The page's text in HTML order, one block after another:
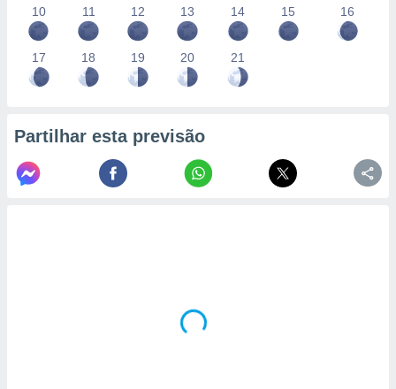
10 11 12 13 14 15 16
17 18 19 20 21
Partilhar esta previsão